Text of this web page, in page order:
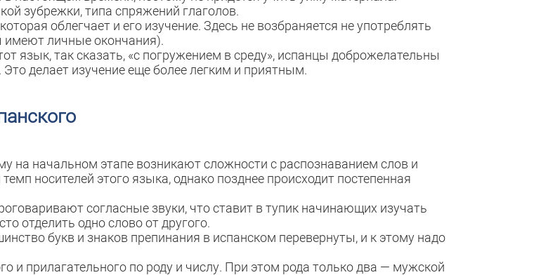
зубрежки, типа спряжений глаголов.
облегчает и его изучение. Здесь не возбраняется не употреблять
имеют личные окончания).
язык, так сказать, «с погружением в среду», испанцы доброжелательны
делает изучение еще более легким и приятным.
на начальном этапе возникают сложности с распознаванием слов и
носителей этого языка, однако позднее происходит постепенная
согласные звуки, что ставит в тупик начинающих изучать
отделить одно слово от другого.
букв и знаков препинания в испанском перевернуты, и к этому надо
и прилагательного по роду и числу. При этом рода только два — мужской